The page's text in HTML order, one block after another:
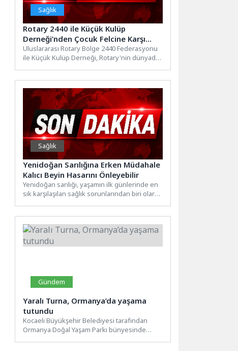
Sağlık
Rotary 2440 ile Küçük Kulüp
Derneği’nden Çocuk Felcine Karşı
Örnek İşbirliği
Uluslararası Rotary Bölge 2440 Federasyonu
ile Küçük Kulüp Derneği, Rotary'nin dünyada
Sağlık
Yenidoğan Sarılığına Erken Müdahale
Kalıcı Beyin Hasarını Önleyebilir
Yenidoğan sarılığı, yaşamın ilk günlerinde en
sık karşılaşılan sağlık sorunlarından biri olarak
Gündem
Yaralı Turna, Ormanya’da yaşama
tutundu
Kocaeli Büyükşehir Belediyesi tarafından
Ormanya Doğal Yaşam Parkı bünyesinde